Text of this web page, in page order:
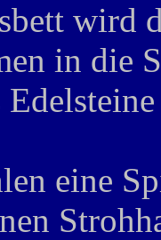
wird
in die
eine